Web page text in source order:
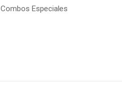
Combos Especiales